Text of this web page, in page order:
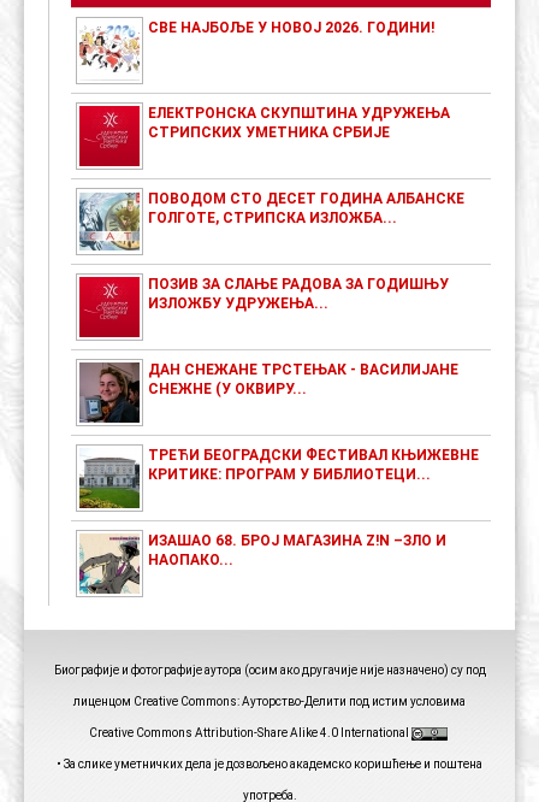
СВЕ НАЈБОЉЕ У НОВОЈ 2026. ГОДИНИ!
ЕЛЕКТРОНСКА СКУПШТИНА УДРУЖЕЊА
СТРИПСКИХ УМЕТНИКА СРБИЈЕ
ПОВОДОМ СТО ДЕСЕТ ГОДИНА АЛБАНСКЕ
ГОЛГОТЕ, СТРИПСКА ИЗЛОЖБА...
ПОЗИВ ЗА СЛАЊЕ РАДОВА ЗА ГОДИШЊУ
ИЗЛОЖБУ УДРУЖЕЊА...
ДАН СНЕЖАНЕ ТРСТЕЊАК - ВАСИЛИЈАНЕ
СНЕЖНЕ (У ОКВИРУ...
ТРЕЋИ БЕОГРАДСКИ ФЕСТИВАЛ КЊИЖЕВНЕ
КРИТИКЕ: ПРОГРАМ У БИБЛИОТЕЦИ...
ИЗАШАО 68. БРОЈ МАГАЗИНА Z!N –ЗЛО И
НАОПАКО...
Биографије и фотографије аутора (осим ако другачије није назначено) су под
лиценцом Creative Commons: Ауторство-Делити под истим условима
Creative Commons Attribution-Share Alike 4.0 International
• За слике уметничких дела је дозвољено академско коришћење и поштена
употреба.